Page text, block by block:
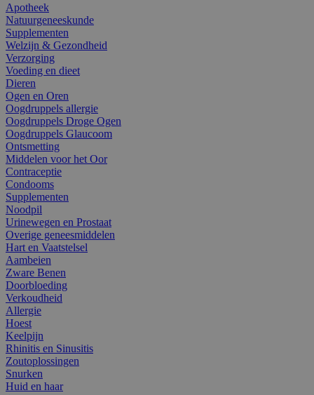
Apotheek
Natuurgeneeskunde
Supplementen
Welzijn & Gezondheid
Verzorging
Voeding en dieet
Dieren
Ogen en Oren
Oogdruppels allergie
Oogdruppels Droge Ogen
Oogdruppels Glaucoom
Ontsmetting
Middelen voor het Oor
Contraceptie
Condooms
Supplementen
Noodpil
Urinewegen en Prostaat
Overige geneesmiddelen
Hart en Vaatstelsel
Aambeien
Zware Benen
Doorbloeding
Verkoudheid
Allergie
Hoest
Keelpijn
Rhinitis en Sinusitis
Zoutoplossingen
Snurken
Huid en haar